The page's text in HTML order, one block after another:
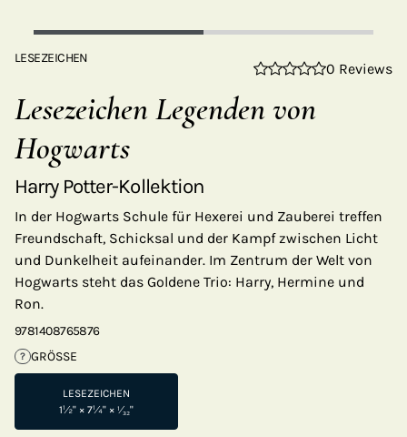
LESEZEICHEN
0 Reviews
Lesezeichen Legenden von
Hogwarts
Harry Potter-Kollektion
In der Hogwarts Schule für Hexerei und Zauberei treffen
Freundschaft, Schicksal und der Kampf zwischen Licht
und Dunkelheit aufeinander. Im Zentrum der Welt von
Hogwarts steht das Goldene Trio: Harry, Hermine und
Ron.
9781408765876
? GRÖSSE
LESEZEICHEN
1½" × 7¼" × ¹⁄₃₂"